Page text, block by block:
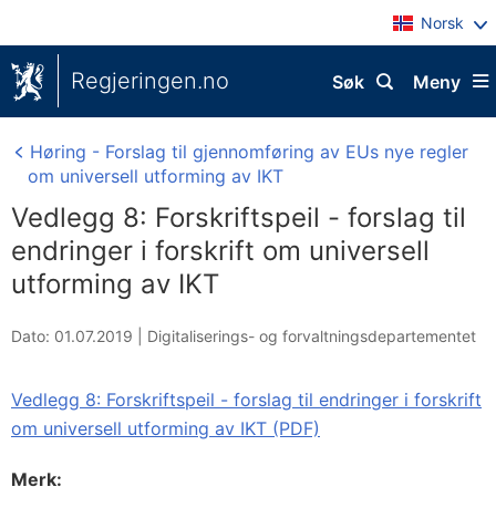
Norsk
Regjeringen.no Meny
Søk
Høring - Forslag til gjennomføring av EUs nye regler
om universell utforming av IKT
Vedlegg 8: Forskriftspeil - forslag til
endringer i forskrift om universell
utforming av IKT
Dato: 01.07.2019 Digitaliserings- og forvaltningsdepartementet
Vedlegg 8: Forskriftspeil - forslag til endringer i forskrift
om universell utforming av IKT (PDF)
Merk: